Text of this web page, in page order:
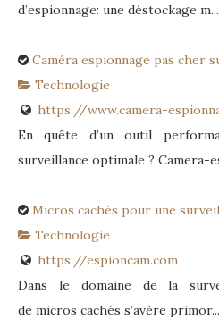
d’espionnage: une déstockage m...
Caméra espionnage pas cher
Technologie
https://www.camera-
En quête d’un outil
surveillance optimale ? Camera-
Micros cachés pour une
Technologie
https://espioncam.com
Dans le domaine de la
de micros cachés s’avère primor...